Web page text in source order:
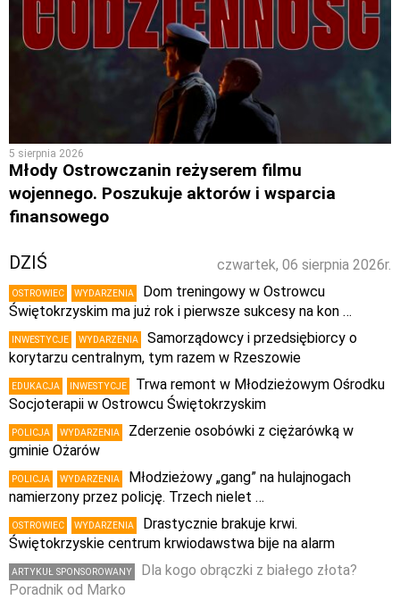
5 sierpnia 2026
Młody Ostrowczanin reżyserem filmu
wojennego. Poszukuje aktorów i wsparcia
finansowego
czwartek, 06 sierpnia 2026r.
DZIŚ
OSTROWIEC WYDARZENIA
Dom treningowy w Ostrowcu
Świętokrzyskim ma już rok i pierwsze sukcesy na kon …
INWESTYCJE WYDARZENIA
Samorządowcy i przedsiębiorcy o
korytarzu centralnym, tym razem w Rzeszowie
EDUKACJA INWESTYCJE
Trwa remont w Młodzieżowym Ośrodku
Socjoterapii w Ostrowcu Świętokrzyskim
POLICJA WYDARZENIA
Zderzenie osobówki z ciężarówką w
gminie Ożarów
POLICJA WYDARZENIA
Młodzieżowy „gang” na hulajnogach
namierzony przez policję. Trzech nielet …
OSTROWIEC WYDARZENIA
Drastycznie brakuje krwi.
Świętokrzyskie centrum krwiodawstwa bije na alarm
ARTYKUŁ SPONSOROWANY
Dla kogo obrączki z białego złota?
Poradnik od Marko